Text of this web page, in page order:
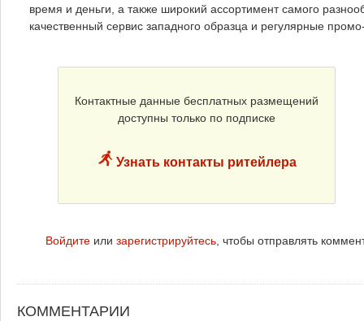
время и деньги, а также широкий ассортимент самого
качественный сервис западного образца и регулярные
Контактные данные бесплатных размещений
доступны только по подписке
Узнать контакты ритейлера
Войдите или зарегистрируйтесь, чтобы отправлять
КОММЕНТАРИИ